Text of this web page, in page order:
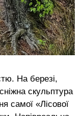
На березі,
скульптура
самої «Лісової